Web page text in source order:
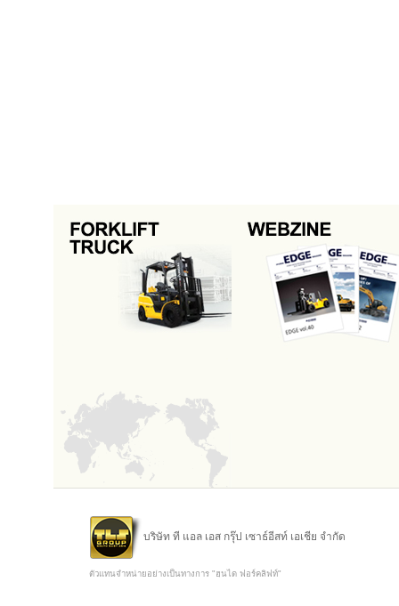
บริษัท ที แอล เอส กรุ๊ป เซาธ์อีสท์ เอเชีย จำกัด
ตัวแทนจำหน่ายอย่างเป็นทางการ "ฮุนได ฟอร์คลิฟท์"